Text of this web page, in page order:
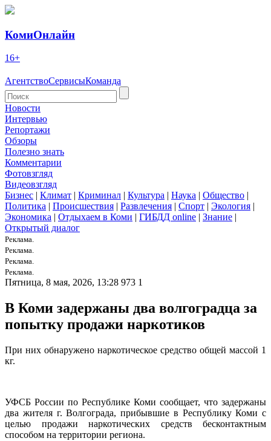
КомиОнлайн
16+
АгентствоСервисыКоманда
Новости
Интервью
Репортажи
Обзоры
Полезно знать
Комментарии
Фотовзгляд
Видеовзгляд
Бизнес | Климат | Криминал | Культура | Наука | Общество |
Политика | Происшествия | Развлечения | Спорт | Экология |
Экономика | Отдыхаем в Коми | ГИБДД online | Знание |
Открытый диалог
Реклама.
Реклама.
Реклама.
Реклама.
Пятница, 8 мая, 2026, 13:28 973 1
В Коми задержаны два волгоградца за
попытку продажи наркотиков
При них обнаружено наркотическое средство общей массой 1
кг.
УФСБ России по Республике Коми сообщает, что задержаны
два жителя г. Волгограда, прибывшие в Республику Коми с
целью продажи наркотических средств бесконтактным
способом на территории региона.